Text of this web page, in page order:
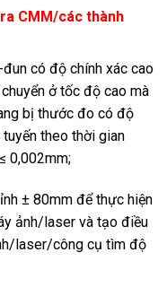
CMM/các thành
có độ chính xác cao
ở tốc độ cao mà
bị thước đo có độ
theo thời gian
0,002mm;
± 80mm để thực hiện
ảnh/laser và tạo điều
laser/công cụ tìm độ